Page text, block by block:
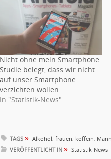
Nicht ohne mein Smartphone:
Studie belegt, dass wir nicht
auf unser Smartphone
verzichten wollen
In "Statistik-News"
TAGS » Alkohol, frauen, koffein,
VERÖFFENTLICHT IN » Statistik-News